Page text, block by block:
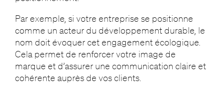
Par exemple, si votre entreprise se positionne
comme un acteur du développement durable, le
nom doit évoquer cet engagement écologique.
Cela permet de renforcer votre image de
marque et d’assurer une communication claire et
cohérente auprès de vos clients.